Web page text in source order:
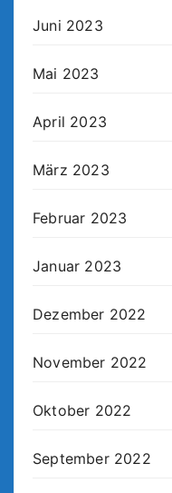
Juni 2023
Mai 2023
April 2023
März 2023
Februar 2023
Januar 2023
Dezember 2022
November 2022
Oktober 2022
September 2022